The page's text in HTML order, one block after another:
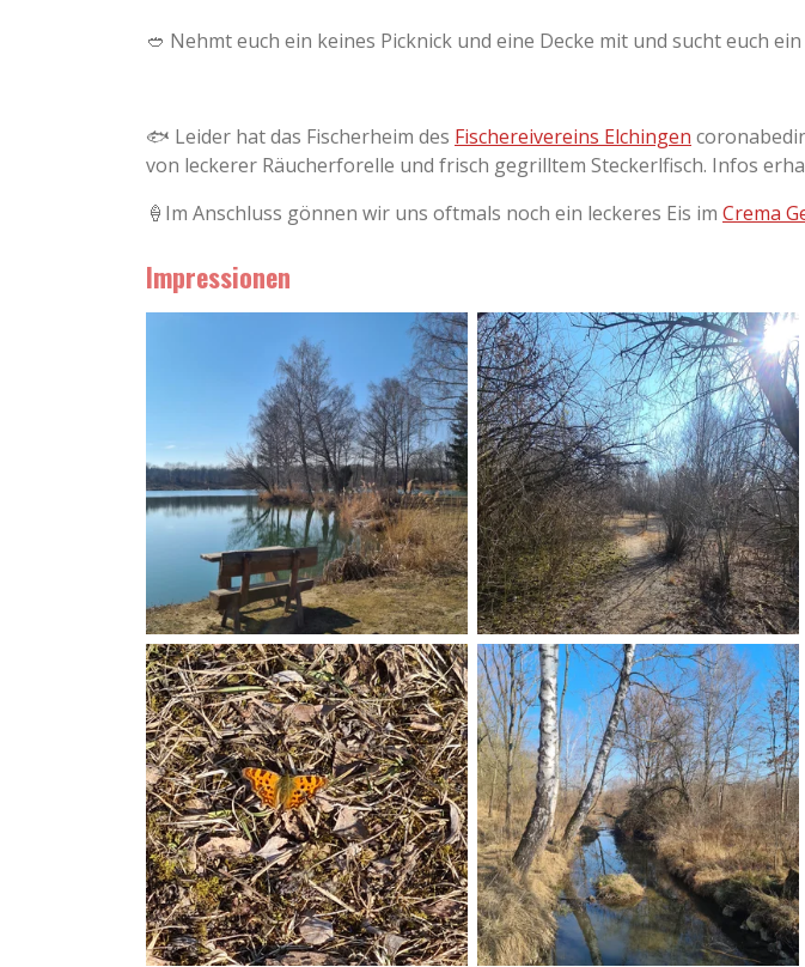
🥙 Nehmt euch ein keines Picknick und eine Decke mit und sucht euch
🐟 Leider hat das Fischerheim des Fischereivereins Elchingen
von leckerer Räucherforelle und frisch gegrilltem Steckerlfisch. Infos
🍦Im Anschluss gönnen wir uns oftmals noch ein leckeres Eis im Crema
Impressionen